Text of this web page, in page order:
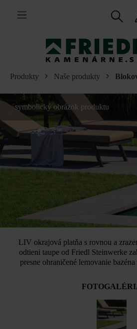
hlavný obsah
Produkty Naše produkty
symbolický obrázok produktu
LIV okrajová platňa s rovnou a
odtieni taupe od Friedl Steinwerke
presne ohraničené lemovanie